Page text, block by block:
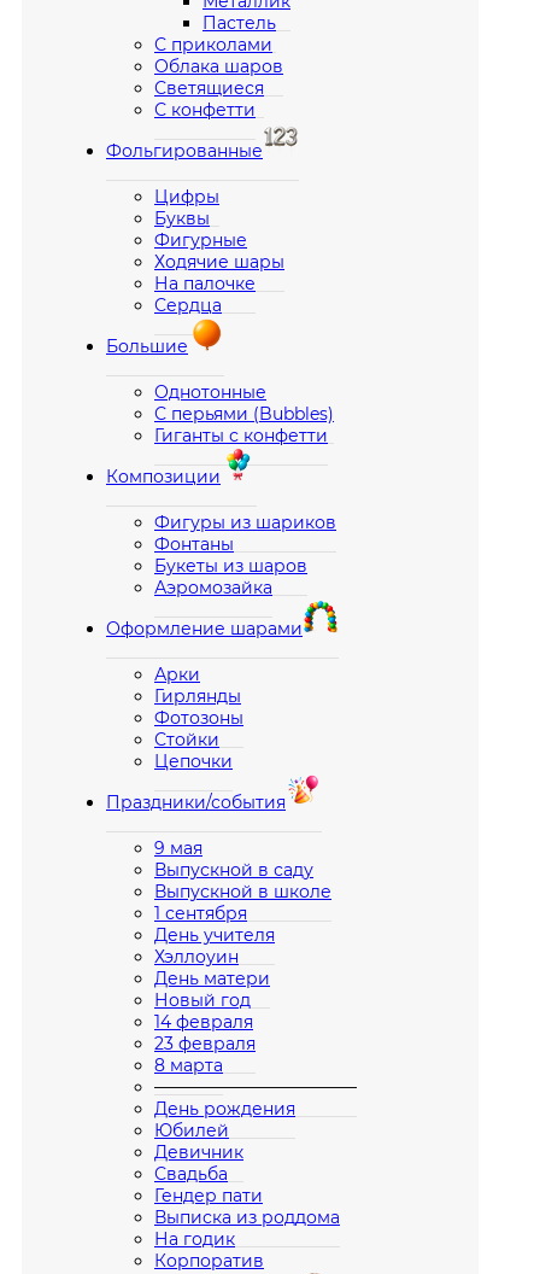
Пастель
С приколами
Облака шаров
Светящиеся
С конфетти
Фольгированные
Цифры
Буквы
Фигурные
Ходячие шары
На палочке
Сердца
Большие
Однотонные
С перьями (Bubbles)
Гиганты с конфетти
Композиции
Фигуры из шариков
Фонтаны
Букеты из шаров
Аэромозайка
Оформление шарами
Арки
Гирлянды
Фотозоны
Стойки
Цепочки
Праздники/события
9 мая
Выпускной в саду
Выпускной в школе
1 сентября
День учителя
Хэллоуин
День матери
Новый год
14 февраля
23 февраля
8 марта
————————————
День рождения
Юбилей
Девичник
Свадьба
Гендер пати
Выписка из роддома
На годик
Корпоратив